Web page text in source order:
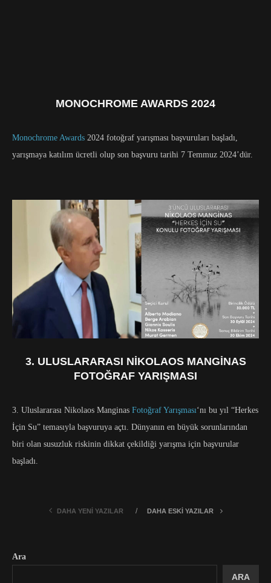
MONOCHROME AWARDS 2024
Monochrome Awards 2024 fotoğraf yarışması başvuruları başladı,
yarışmaya katılım ücretli olup son başvuru tarihi 7 Temmuz 2024’dür.
3. ULUSLARARASI NIKOLAOS MANGINAS
FOTOĞRAF YARIŞMASI
3. Uluslararası Nikolaos Manginas Fotoğraf Yarışması‘nı bu yıl “Herkes
İçin Su” temasıyla başvuruya açtı. Dünyanın en büyük sorunlarından
biri olan susuzluk riskinin dikkat çekildiği yarışma için başvurular
başladı.
DAHA YENI YAZILAR DAHA ESKI YAZILAR
Ara
ARA